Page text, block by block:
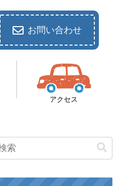
お問い合わせ
アクセス